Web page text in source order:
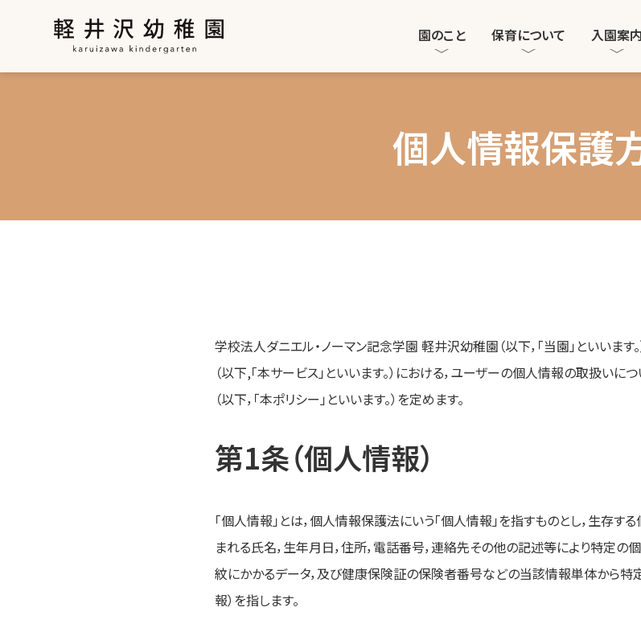
園のこと 保育について 入園案内
個人情報保護
学校法人ダニエル・ノーマン記念学園 軽井沢幼稚園（以下，「当園」といいます
（以下,「本サービス」といいます。）における，ユーザーの個人情報の取扱いに
（以下，「本ポリシー」といいます。）を定めます。
第1条（個人情報）
「個人情報」とは，個人情報保護法にいう「個人情報」を指すものとし，生存す
まれる氏名，生年月日，住所，電話番号，連絡先その他の記述等により特定の
紋にかかるデータ，及び健康保険証の保険者番号などの当該情報単体から特
報）を指します。